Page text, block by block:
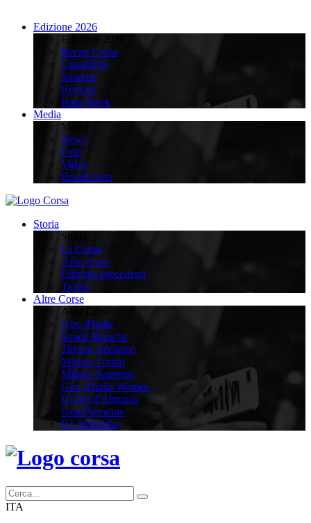
Edizione 2026
Edizione 2026
Recap Corsa
Classifiche
Squadre
Regioni
Race Book
Media
Media
News
Foto
Video
Broadcaster
Storia
Storia
La Corsa
Albo d’oro
Edizioni precedenti
Trofeo
Altre Corse
Altre Corse
Giro d'Italia
Strade Bianche
Tirreno Adriatico
Milano-Torino
Milano-Sanremo
Giro d'Italia Women
Il Giro d'Abruzzo
GranPiemonte
Il Lombardia
ITA